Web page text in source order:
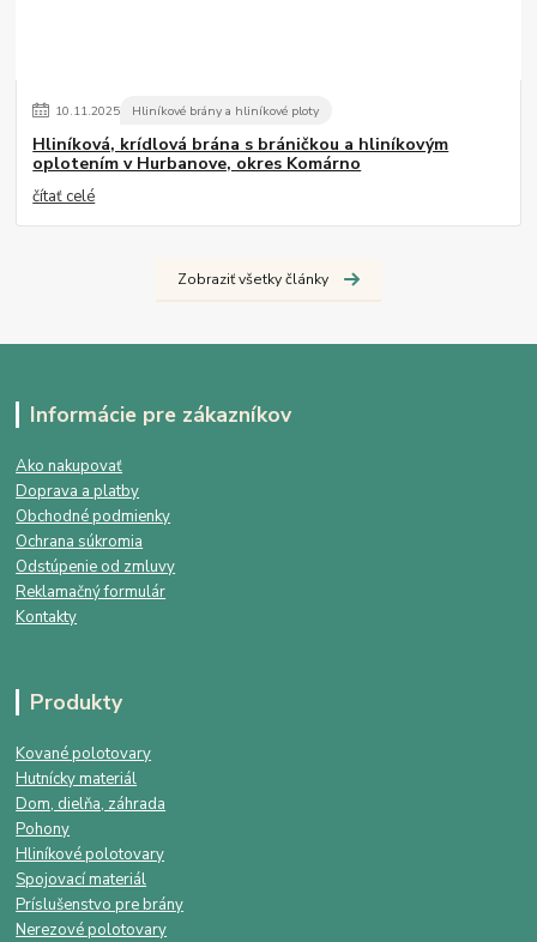
10.11.2025 Hliníkové brány a hliníkové ploty
Hliníková, krídlová brána s bráničkou a hliníkovým
oplotením v Hurbanove, okres Komárno
čítať celé
Zobraziť všetky články
Informácie pre zákazníkov
Ako nakupovať
Doprava a platby
Obchodné podmienky
Ochrana súkromia
Odstúpenie od zmluvy
Reklamačný formulár
Kontakty
Produkty
Kované polotovary
Hutnícky materiál
Dom, dielňa, záhrada
Pohony
Hliníkové polotovary
Spojovací materiál
Príslušenstvo pre brány
Nerezové polotovary